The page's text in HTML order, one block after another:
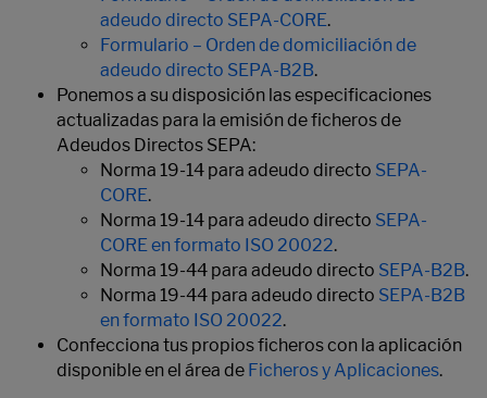
adeudo directo SEPA-CORE.
Formulario – Orden de domiciliación de
adeudo directo SEPA-B2B.
Ponemos a su disposición las especificaciones
actualizadas para la emisión de ficheros de
Adeudos Directos SEPA:
Norma 19-14 para adeudo directo SEPA-
CORE.
Norma 19-14 para adeudo directo SEPA-
CORE en formato ISO 20022.
Norma 19-44 para adeudo directo SEPA-B2B.
Norma 19-44 para adeudo directo SEPA-B2B
en formato ISO 20022.
Confecciona tus propios ficheros con la aplicación
disponible en el área de Ficheros y Aplicaciones.